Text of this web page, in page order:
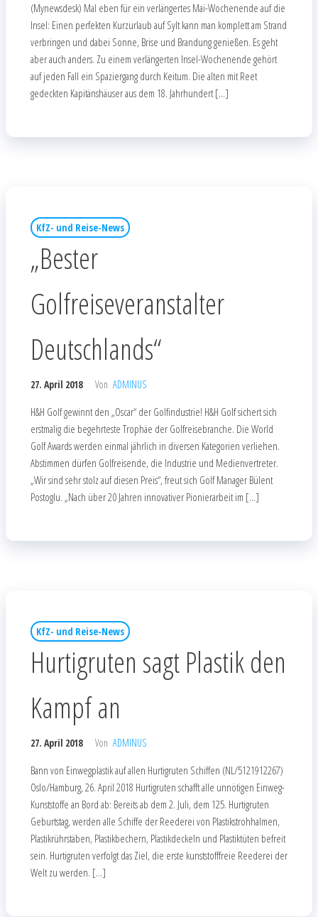
(Mynewsdesk) Mal eben für ein verlängertes Mai-Wochenende auf die
Insel: Einen perfekten Kurzurlaub auf Sylt kann man komplett am Strand
verbringen und dabei Sonne, Brise und Brandung genießen. Es geht
aber auch anders. Zu einem verlängerten Insel-Wochenende gehört
auf jeden Fall ein Spaziergang durch Keitum. Die alten mit Reet
gedeckten Kapitänshäuser aus dem 18. Jahrhundert […]
KfZ- und Reise-News
„Bester
Golfreiseveranstalter
Deutschlands“
27. April 2018 Von ADMINUS
H&H Golf gewinnt den „Oscar“ der Golfindustrie! H&H Golf sichert sich
erstmalig die begehrteste Trophäe der Golfreisebranche. Die World
Golf Awards werden einmal jährlich in diversen Kategorien verliehen.
Abstimmen dürfen Golfreisende, die Industrie und Medienvertreter.
„Wir sind sehr stolz auf diesen Preis“, freut sich Golf Manager Bülent
Postoglu. „Nach über 20 Jahren innovativer Pionierarbeit im […]
KfZ- und Reise-News
Hurtigruten sagt Plastik den
Kampf an
27. April 2018 Von ADMINUS
Bann von Einwegplastik auf allen Hurtigruten Schiffen (NL/5121912267)
Oslo/Hamburg, 26. April 2018 Hurtigruten schafft alle unnötigen Einweg-
Kunststoffe an Bord ab: Bereits ab dem 2. Juli, dem 125. Hurtigruten
Geburtstag, werden alle Schiffe der Reederei von Plastikstrohhalmen,
Plastikrührstäben, Plastikbechern, Plastikdeckeln und Plastiktüten befreit
sein. Hurtigruten verfolgt das Ziel, die erste kunststofffreie Reederei der
Welt zu werden. […]